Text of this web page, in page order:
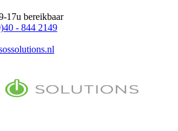
17u bereikbaar
- 844 2149